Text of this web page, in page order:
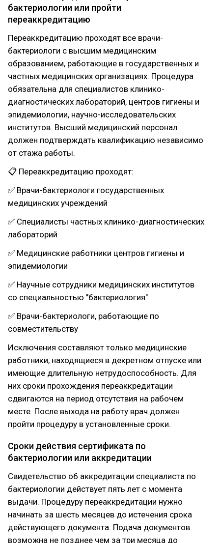
бактериологии или пройти
переаккредитацию
Переаккредитацию проходят все врачи-
бактериологи с высшим медицинским
образованием, работающие в государственных и
частных медицинских организациях. Процедура
обязательна для специалистов клинико-
диагностических лабораторий, центров гигиены и
эпидемиологии, научно-исследовательских
институтов. Высший медицинский персонал
должен подтверждать квалификацию независимо
от стажа работы.
📋 Переаккредитацию проходят:
✅ Врачи-бактериологи государственных
медицинских учреждений
✅ Специалисты частных клинико-диагностических
лабораторий
✅ Медицинские работники центров гигиены и
эпидемиологии
✅ Научные сотрудники медицинских институтов
со специальностью "бактериология"
✅ Врачи-бактериологи, работающие по
совместительству
Исключения составляют только медицинские
работники, находящиеся в декретном отпуске или
имеющие длительную нетрудоспособность. Для
них сроки прохождения переаккредитации
сдвигаются на период отсутствия на рабочем
месте. После выхода на работу врач должен
пройти процедуру в установленные сроки.
Сроки действия сертификата по
бактериологии или аккредитации
Свидетельство об аккредитации специалиста по
бактериологии действует пять лет с момента
выдачи. Процедуру переаккредитации нужно
начинать за шесть месяцев до истечения срока
действующего документа. Подача документов
возможна не позднее чем за три месяца до